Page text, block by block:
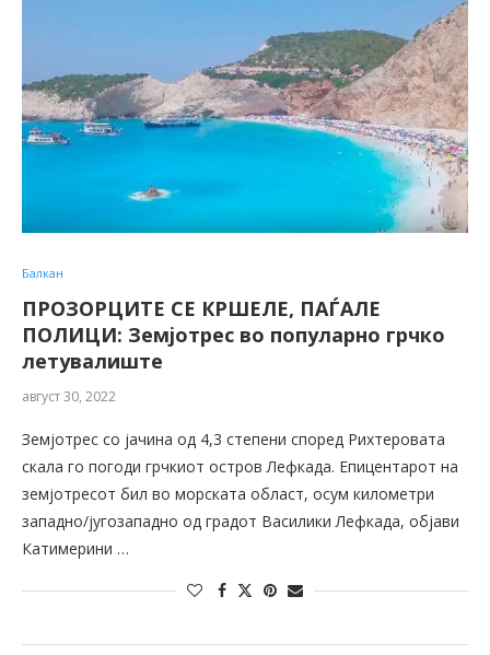
Балкан
ПРОЗОРЦИТЕ СЕ КРШЕЛЕ, ПАЃАЛЕ
ПОЛИЦИ: Земјотрес во популарно грчко
летувалиште
август 30, 2022
Земјотрес со јачина од 4,3 степени според Рихтеровата
скала го погоди грчкиот остров Лефкада. Епицентарот на
земјотресот бил во морската област, осум километри
западно/југозападно од градот Василики Лефкада, објави
Катимерини …